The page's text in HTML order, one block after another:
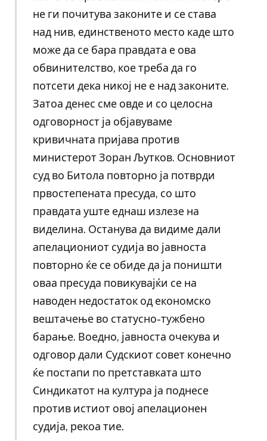
не ги почитува законите и се става
над нив, единственото место каде што
може да се бара правдата е ова
обвинителство, кое треба да го
потсети дека никој не е над законите.
Затоа денес сме овде и со целосна
одговорност ја објавуваме
кривичната пријава против
министерот Зоран Љутков. Основниот
суд во Битола повторно ја потврди
првостепената пресуда, со што
правдата уште еднаш излезе на
виделина. Останува да видиме дали
апелациониот судија во јавноста
повторно ќе се обиде да ја поништи
оваа пресуда повикувајќи се на
наводен недостаток од економско
вештачење во статусно-тужбено
барање. Воедно, јавноста очекува и
одговор дали Судскиот совет конечно
ќе постапи по претставката што
Синдикатот на култура ја поднесе
против истиот овој апелационен
судија, рекоа тие.